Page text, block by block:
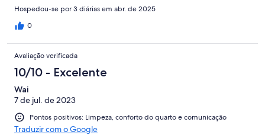
Hospedou-se por 3 diárias em abr. de 2025
0
Avaliação verificada
10/10 - Excelente
Wai
7 de jul. de 2023
Pontos positivos: Limpeza, conforto do quarto e comunicação
Traduzir com o Google